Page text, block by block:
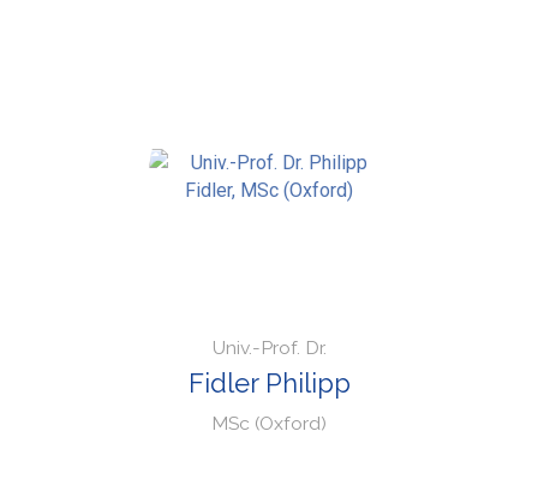
Univ.-Prof. Dr.
Fidler Philipp
MSc (Oxford)